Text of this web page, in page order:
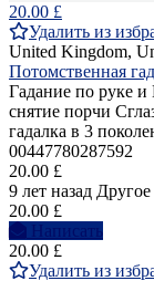
20.00 £
Удалить из
United Kingdom,
Потомственная
Гадание по руке
снятие порчи
гадалка в 3
00447780287592
20.00 £
9 лет назад Другое
20.00 £
Написать
20.00 £
Удалить из